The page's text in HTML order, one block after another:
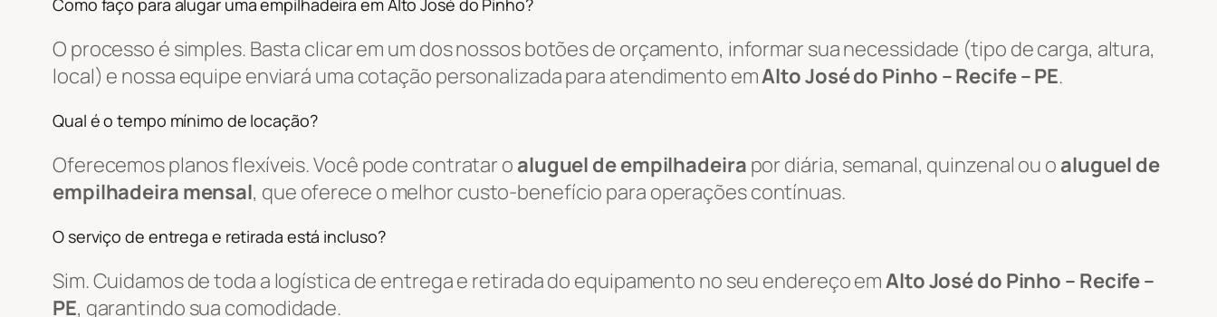
Como faço para alugar uma empilhadeira em Alto José do Pinho?
O processo é simples. Basta clicar em um dos nossos botões de orçamento, informar sua necessidade (tipo de carga, altura,
local) e nossa equipe enviará uma cotação personalizada para atendimento emAlto José do Pinho – Recife – PE.
Qual é o tempo mínimo de locação?
Oferecemos planos flexíveis. Você pode contratar o aluguel de empilhadeira por diária, semanal, quinzenal ou o aluguel de
empilhadeira mensal, que oferece o melhor custo-benefício para operações contínuas.
O serviço de entrega e retirada está incluso?
Sim. Cuidamos de toda a logística de entrega e retirada do equipamento no seu endereço emAlto José do Pinho – Recife –
PE, garantindo sua comodidade.